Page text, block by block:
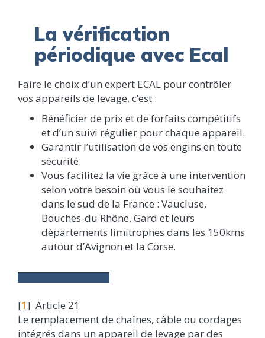
La vérification
périodique avec Ecal
Faire le choix d’un expert ECAL pour contrôler
vos appareils de levage, c’est :
Bénéficier de prix et de forfaits compétitifs
et d’un suivi régulier pour chaque appareil.
Garantir l’utilisation de vos engins en toute
sécurité.
Vous facilitez la vie grâce à une intervention
selon votre besoin où vous le souhaitez
dans le sud de la France : Vaucluse,
Bouches-du Rhône, Gard et leurs
départements limitrophes dans les 150kms
autour d’Avignon et la Corse.
[1] Article 21
Le remplacement de chaînes, câble ou cordages
intégrés dans un appareil de levage par des